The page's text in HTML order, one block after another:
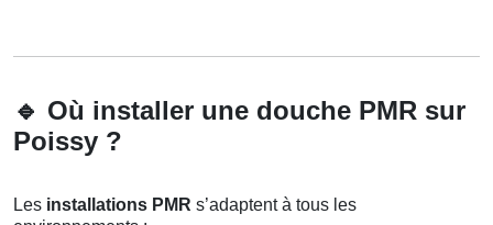
🔹 Où installer une douche PMR sur
Poissy ?
Les installations PMR s’adaptent à tous les